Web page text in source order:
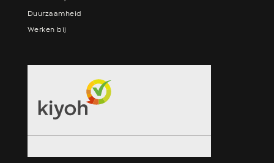
Duurzaamheid
Werken bij